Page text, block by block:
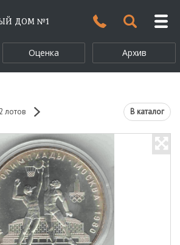
ДОМ №1
Оценка Архив
лотов В каталог